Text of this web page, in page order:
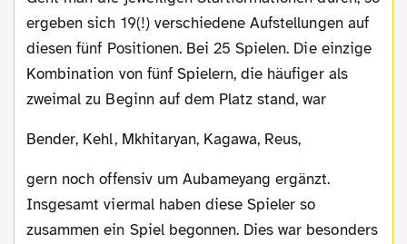
ergeben sich 19(!) verschiedene Aufstellungen auf
diesen fünf Positionen. Bei 25 Spielen. Die einzige
Kombination von fünf Spielern, die häufiger als
zweimal zu Beginn auf dem Platz stand, war
Bender, Kehl, Mkhitaryan, Kagawa, Reus,
gern noch offensiv um Aubameyang ergänzt.
Insgesamt viermal haben diese Spieler so
zusammen ein Spiel begonnen. Dies war besonders